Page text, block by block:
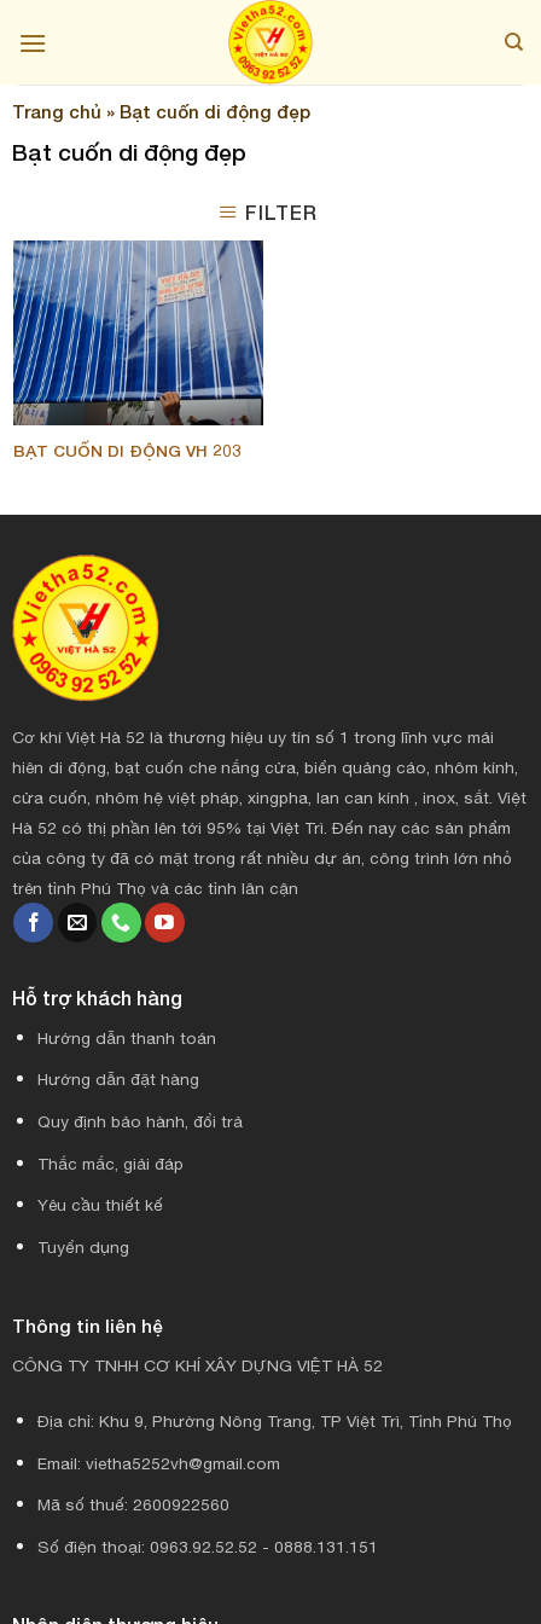
Trang chủ » Bạt cuốn di động đẹp
Bạt cuốn di động đẹp
FILTER
BẠT CUỐN DI ĐỘNG VH 203
Cơ khí Việt Hà 52 là thương hiệu uy tín số 1 trong lĩnh vực mái
hiên di động, bạt cuốn che nắng cửa, biển quảng cáo, nhôm kính,
cửa cuốn, nhôm hệ việt pháp, xingpha, lan can kính , inox, sắt. Việt
Hà 52 có thị phần lên tới 95% tại Việt Trì. Đến nay các sản phẩm
của công ty đã có mặt trong rất nhiều dự án, công trình lớn nhỏ
trên tỉnh Phú Thọ và các tỉnh lân cận
Hỗ trợ khách hàng
Hướng dẫn thanh toán
Hướng dẫn đặt hàng
Quy định bảo hành, đổi trả
Thắc mắc, giải đáp
Yêu cầu thiết kế
Tuyển dụng
Thông tin liên hệ
CÔNG TY TNHH CƠ KHÍ XÂY DỰNG VIỆT HÀ 52
Địa chỉ: Khu 9, Phường Nông Trang, TP Việt Trì, Tỉnh Phú Thọ
Email: vietha5252vh@gmail.com
Mã số thuế: 2600922560
Số điện thoại: 0963.92.52.52 - 0888.131.151